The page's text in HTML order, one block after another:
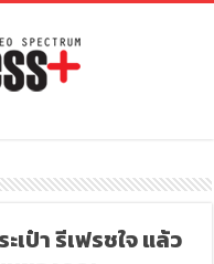
เป๋า รีเฟรชใจ แล้ว